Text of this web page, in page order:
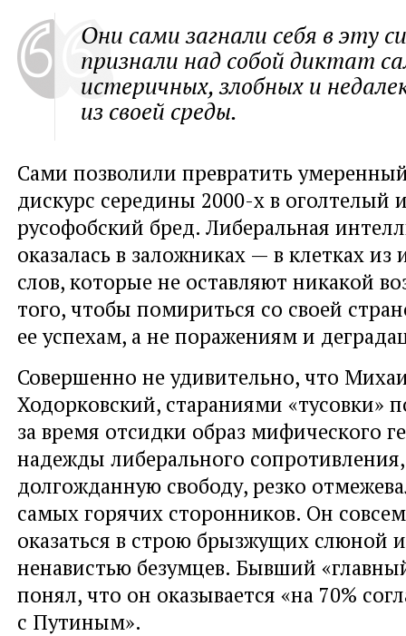
Они сами загнали себя в эту
признали над собой диктат
истеричных, злобных и
из своей среды.
Сами позволили превратить
дискурс середины 2000-х в оголтелый
русофобский бред. Либеральная
оказалась в заложниках — в клетках из
слов, которые не оставляют никакой
того, чтобы помириться со своей
ее успехам, а не поражениям и
Совершенно не удивительно, что
Ходорковский, стараниями «тусовки»
за время отсидки образ мифического
надежды либерального
долгожданную свободу, резко
самых горячих сторонников. Он
оказаться в строю брызжущих слюной
ненавистью безумцев. Бывший
понял, что он оказывается «на 70%
с Путиным».